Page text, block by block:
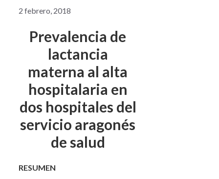
2 febrero, 2018
Prevalencia de
lactancia
materna al alta
hospitalaria en
dos hospitales del
servicio aragonés
de salud
RESUMEN